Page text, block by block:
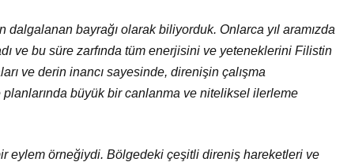
dalgalanan bayrağı olarak biliyorduk. Onlarca yıl aramızda
ve bu süre zarfında tüm enerjisini ve yeteneklerini Filistin
ve derin inancı sayesinde, direnişin çalışma
büyük bir canlanma ve niteliksel ilerleme
eylem örneğiydi. Bölgedeki çeşitli direniş hareketleri ve